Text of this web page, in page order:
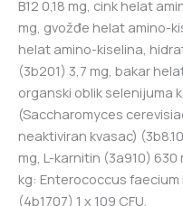
B12 0,18 mg, cink helat
mg, gvožđe helat amino-
helat amino-kiselina,
(3b201) 3,7 mg, bakar
organski oblik selenijuma
(Saccharomyces
neaktiviran kvasac)
mg, L-karnitin (3a910)
kg: Enterococcus faecium
(4b1707) 1 x 109 CFU.